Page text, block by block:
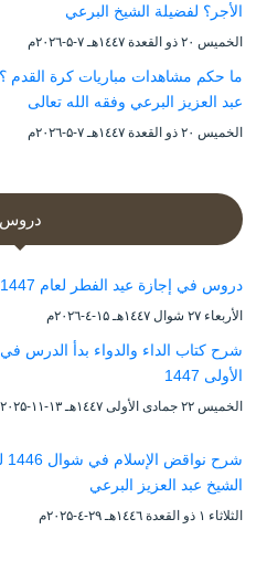
الأجر؟ لفضيلة الشيخ البرعي
الخميس ۲۰ ذو القعدة ۱٤٤۷هـ ۷-۵-۲۰۲٦م
ما حكم مشاهدات مباريات كرة القدم
عبد العزيز البرعي وفقه الله تعالى
الخميس ۲۰ ذو القعدة ۱٤٤۷هـ ۷-۵-۲۰۲٦م
دروس
دروس في إجازة عيد الفطر لعام 1447
الأربعاء ۲۷ شوال ۱٤٤۷هـ ۱۵-٤-۲۰۲٦م
الأولى 1447
الخميس ۲۲ جمادى الأولى ۱٤٤۷هـ ۱۳-۱۱-۲۰۲۵م
الشيخ عبد العزيز البرعي
الثلاثاء ۱ ذو القعدة ۱٤٤٦هـ ۲۹-٤-۲۰۲۵م